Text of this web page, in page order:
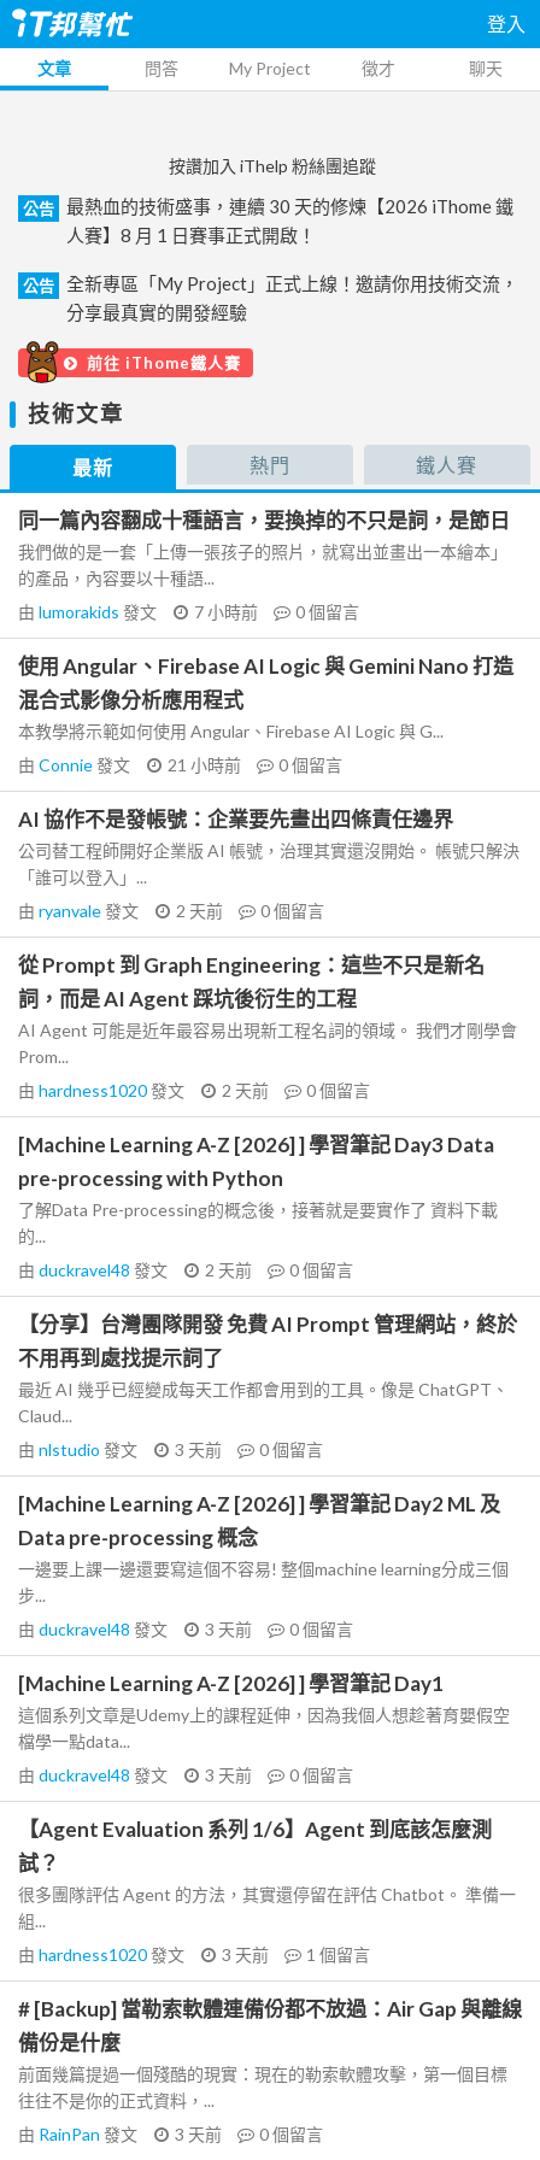
登入
文章 問答 My Project 徵才 聊天
按讚加入 iThelp 粉絲團追蹤
公告
最熱血的技術盛事，連續 30 天的修煉【2026 iThome 鐵
人賽】8 月 1 日賽事正式開啟！
公告
全新專區「My Project」正式上線！邀請你用技術交流，
分享最真實的開發經驗
前往 iThome鐵人賽
技術文章
最新 熱門 鐵人賽
同一篇內容翻成十種語言，要換掉的不只是詞，是節日
我們做的是一套「上傳一張孩子的照片，就寫出並畫出一本繪本」
的產品，內容要以十種語...
由 lumorakids 發文 7 小時前 0個留言
使用 Angular、Firebase AI Logic 與 Gemini Nano 打造
混合式影像分析應用程式
本教學將示範如何使用 Angular、Firebase AI Logic 與 G...
由 Connie發文 21 小時前 0個留言
AI 協作不是發帳號：企業要先畫出四條責任邊界
公司替工程師開好企業版 AI 帳號，治理其實還沒開始。 帳號只解決
「誰可以登入」...
由 ryanvale發文 2 天前 0個留言
從 Prompt 到 Graph Engineering：這些不只是新名
詞，而是 AI Agent 踩坑後衍生的工程
AI Agent 可能是近年最容易出現新工程名詞的領域。 我們才剛學會
Prom...
由 hardness1020發文 2 天前 0個留言
[Machine Learning A-Z [2026] ] 學習筆記 Day3 Data
pre-processing with Python
了解Data Pre-processing的概念後，接著就是要實作了 資料下載
的...
由 duckravel48 發文 2 天前 0個留言
【分享】台灣團隊開發 免費 AI Prompt 管理網站，終於
不用再到處找提示詞了
最近 AI 幾乎已經變成每天工作都會用到的工具。像是 ChatGPT、
Claud...
由 nlstudio 發文 3 天前 0個留言
[Machine Learning A-Z [2026] ] 學習筆記 Day2 ML 及
Data pre-processing 概念
一邊要上課一邊還要寫這個不容易! 整個machine learning分成三個
步...
由 duckravel48 發文 3 天前 0個留言
[Machine Learning A-Z [2026] ] 學習筆記 Day1
這個系列文章是Udemy上的課程延伸，因為我個人想趁著育嬰假空
檔學一點data...
由 duckravel48 發文 3 天前 0個留言
【Agent Evaluation 系列 1/6】Agent 到底該怎麼測
試？
很多團隊評估 Agent 的方法，其實還停留在評估 Chatbot。 準備一
組...
由 hardness1020發文 3 天前 1 個留言
# [Backup] 當勒索軟體連備份都不放過：Air Gap 與離線
備份是什麼
前面幾篇提過一個殘酷的現實：現在的勒索軟體攻擊，第一個目標
往往不是你的正式資料，...
由 RainPan 發文 3 天前 0個留言